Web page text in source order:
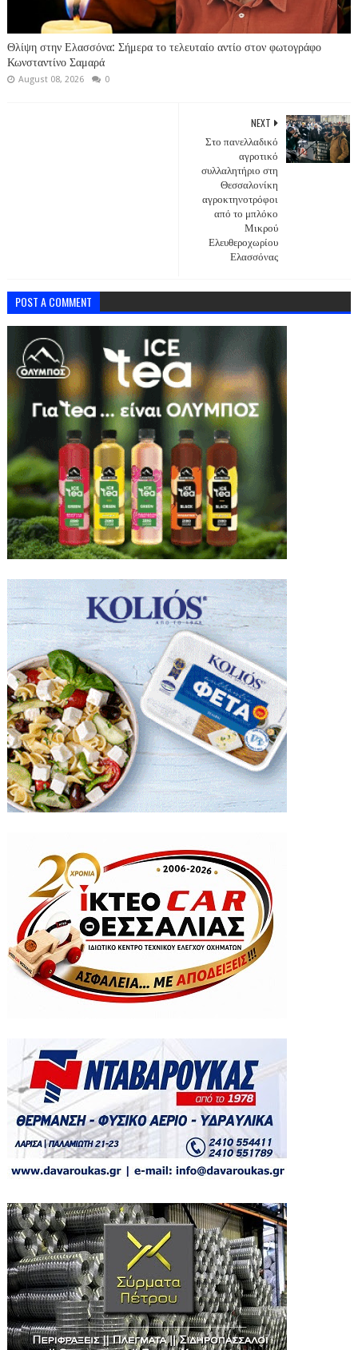
Θλίψη στην Ελασσόνα: Σήμερα το τελευταίο αντίο στον φωτογράφο
Κωνσταντίνο Σαμαρά
August 08, 2026 0
NEXT
Στο πανελλαδικό
αγροτικό
συλλαλητήριο στη
Θεσσαλονίκη
αγροκτηνοτρόφοι
από το μπλόκο
Μικρού
Ελευθεροχωρίου
Ελασσόνας
POST A COMMENT